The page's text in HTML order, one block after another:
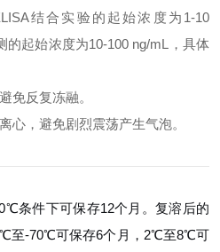
结合实验的起始浓度为1-10
的起始浓度为10-100 ng/mL，具体
免反复冻融。
心，避免剧烈震荡产生气泡。
条件下可保存12个月。复溶后的
至-70℃可保存6个月，2℃至8℃可